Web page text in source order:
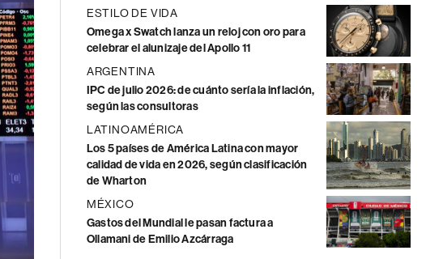
ESTILO DE VIDA
Omega x Swatch lanza un reloj con oro para
celebrar el alunizaje del Apollo 11
ARGENTINA
IPC de julio 2026: de cuánto sería la inflación,
según las consultoras
LATINOAMÉRICA
Los 5 países de América Latina con mayor
calidad de vida en 2026, según clasificación
de Wharton
MÉXICO
Gastos del Mundial le pasan factura a
Ollamani de Emilio Azcárraga